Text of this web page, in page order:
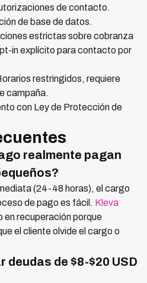
de contacto.
de base de datos.
estrictas sobre cobranza
in explícito para contacto por
restringidos, requiere
campaña.
con Ley de Protección de
realmente pagan
(24-48 horas), el cargo
de pago es fácil. Kleva
en recuperación porque
el cliente olvide el cargo o
deudas de $8-$20 USD